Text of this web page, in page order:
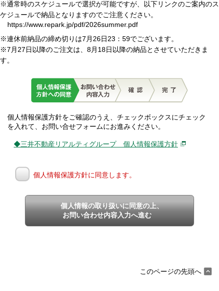
※通常時のスケジュールで選択が可能ですが、以下リンクのご案内のス
ケジュールで納品となりますのでご注意ください。
https://www.repark.jp/pdf/2026summer.pdf
※連休前納品の締め切りは7月26日23：59でございます。
※7月27日以降のご注文は、8月18日以降の納品とさせていただきま
す。
個人情報保護方針をご確認のうえ、チェックボックスにチェック
を入れて、お問い合せフォームにお進みください。
◆三井不動産リアルティグループ 個人情報保護方針
個人情報保護方針に同意します。
個人情報の取り扱いに同意の上、
お問い合わせ内容入力へ進む
このページの先頭へ